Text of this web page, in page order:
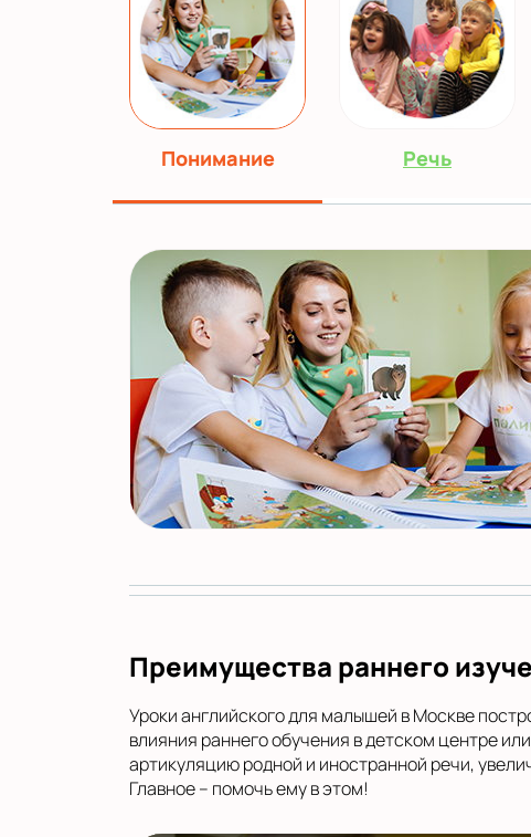
Понимание Речь
Преимущества раннего
Уроки английского для малышей в Москве
влияния раннего обучения в детском центре
артикуляцию родной и иностранной речи,
Главное – помочь ему в этом!